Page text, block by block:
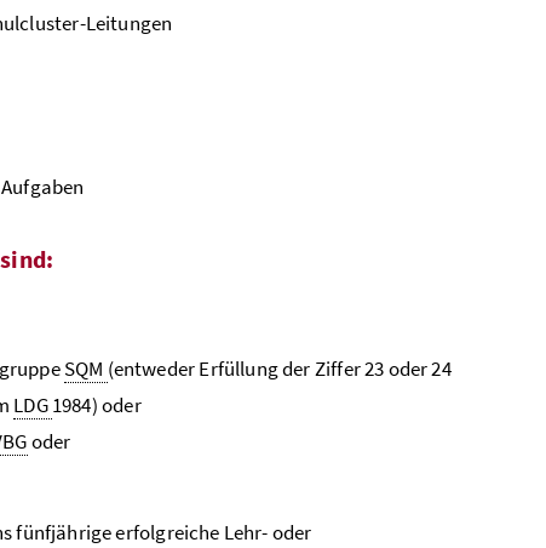
Leitungen
SQM (entweder Erfüllung der Ziffer 23 oder 24
LDG1984) oder
oder
fünfjährige erfolgreiche Lehr- oder